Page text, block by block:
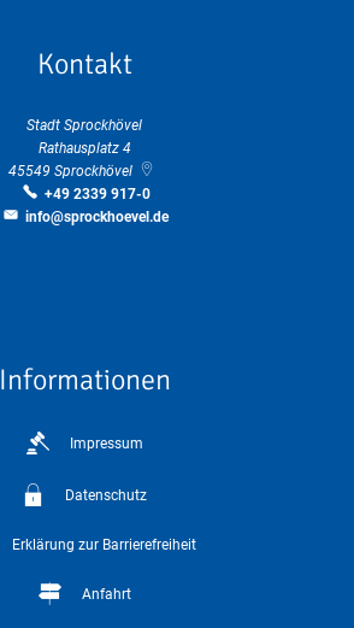
Kontakt
Stadt Sprockhövel
Rathausplatz 4
45549 Sprockhövel
+49 2339 917-0
info@sprockhoevel.de
Informationen
Impressum
Datenschutz
Erklärung zur Barrierefreiheit
Anfahrt